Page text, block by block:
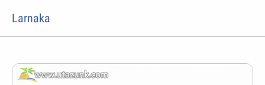
Larnaka